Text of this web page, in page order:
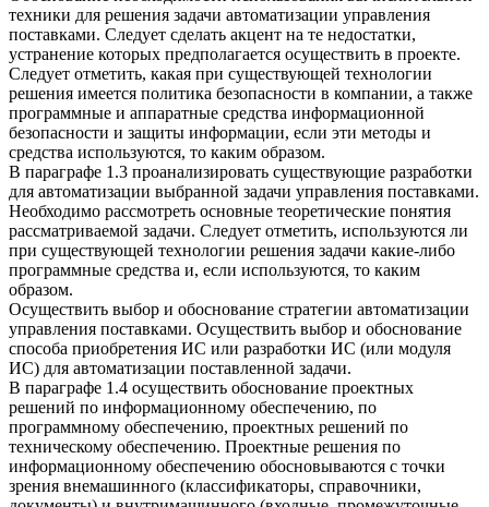
техники для решения задачи автоматизации управления
поставками. Следует сделать акцент на те недостатки,
устранение которых предполагается осуществить в проекте.
Следует отметить, какая при существующей технологии
решения имеется политика безопасности в компании, а также
программные и аппаратные средства информационной
безопасности и защиты информации, если эти методы и
средства используются, то каким образом.
В параграфе 1.3 проанализировать существующие разработки
для автоматизации выбранной задачи управления поставками.
Необходимо рассмотреть основные теоретические понятия
рассматриваемой задачи. Следует отметить, используются ли
при существующей технологии решения задачи какие-либо
программные средства и, если используются, то каким
образом.
Осуществить выбор и обоснование стратегии автоматизации
управления поставками. Осуществить выбор и обоснование
способа приобретения ИС или разработки ИС (или модуля
ИС) для автоматизации поставленной задачи.
В параграфе 1.4 осуществить обоснование проектных
решений по информационному обеспечению, по
программному обеспечению, проектных решений по
техническому обеспечению. Проектные решения по
информационному обеспечению обосновываются с точки
зрения внемашинного (классификаторы, справочники,